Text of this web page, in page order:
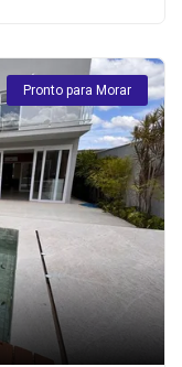
Pronto para Morar